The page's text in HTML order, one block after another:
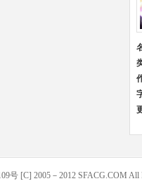
[C] 2005－2012 SFACG.COM All